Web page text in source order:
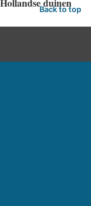
Back to top